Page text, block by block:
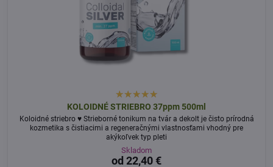
KOLOIDNÉ STRIEBRO 37ppm 500ml
Koloidné striebro ♥ Strieborné tonikum na tvár a dekolt je čisto prírodná
kozmetika s čistiacimi a regeneračnými vlastnosťami vhodný pre
akýkoľvek typ pleti
Skladom
od 22,40 €